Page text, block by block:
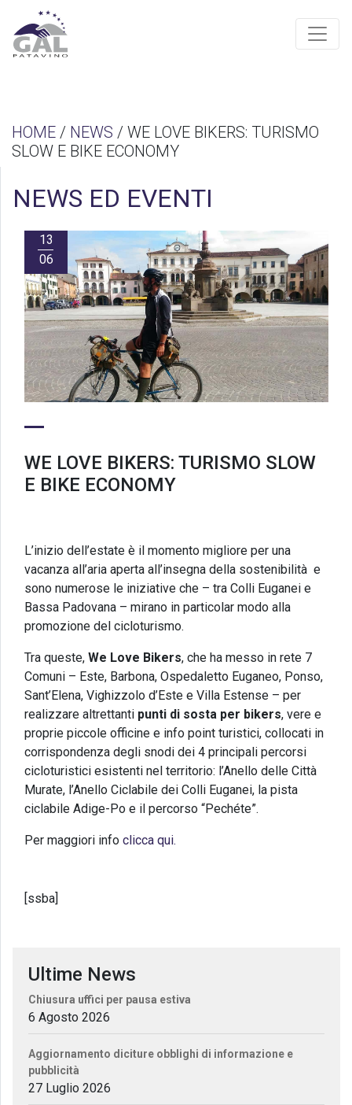
HOME / NEWS / WE LOVE BIKERS: TURISMO
SLOW E BIKE ECONOMY
NEWS ED EVENTI
13
06
WE LOVE BIKERS: TURISMO SLOW
E BIKE ECONOMY
L’inizio dell’estate è il momento migliore per una
vacanza all’aria aperta all’insegna della sostenibilità e
sono numerose le iniziative che – tra Colli Euganei e
Bassa Padovana – mirano in particolar modo alla
promozione del cicloturismo.
Tra queste, We Love Bikers, che ha messo in rete 7
Comuni – Este, Barbona, Ospedaletto Euganeo, Ponso,
Sant’Elena, Vighizzolo d’Este e Villa Estense – per
realizzare altrettanti punti di sosta per bikers, vere e
proprie piccole officine e info point turistici, collocati in
corrispondenza degli snodi dei 4 principali percorsi
cicloturistici esistenti nel territorio: l’Anello delle Città
Murate, l’Anello Ciclabile dei Colli Euganei, la pista
ciclabile Adige-Po e il percorso “Pechéte”.
Per maggiori info clicca qui.
[ssba]
Ultime News
Chiusura uffici per pausa estiva
6 Agosto 2026
Aggiornamento diciture obblighi di informazione e
pubblicità
27 Luglio 2026